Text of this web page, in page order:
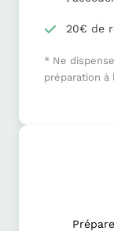
20€ de
* Ne
préparation à